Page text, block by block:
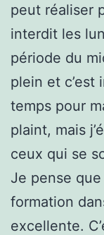
peut réaliser
interdit les
période du
plein et c’est
temps pour
plaint, mais
ceux qui se
Je pense
formation
excellente.